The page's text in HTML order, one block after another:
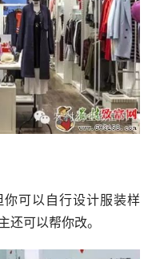
可以自行设计服装样
还可以帮你改。